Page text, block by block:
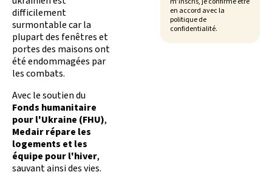
difficilement
surmontable car la
plupart des fenêtres et
portes des maisons ont
été endommagées par
les combats.
Avec le soutien du
Fonds humanitaire
pour l'Ukraine (FHU),
Medairrépare les
logements et les
équipe pour l'hiver,
sauvant ainsi des vies.
en accord avec la
politique de
confidentialité.